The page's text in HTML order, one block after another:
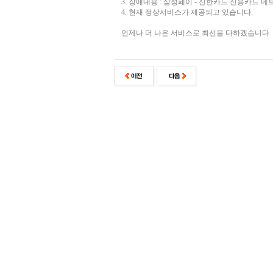
3. 장애내용 : 삼성페이 - 신한카드 신용카드 네
4. 현재 정상서비스가 제공되고 있습니다.
언제나 더 나은 서비스로 최선을 다하겠습니다.